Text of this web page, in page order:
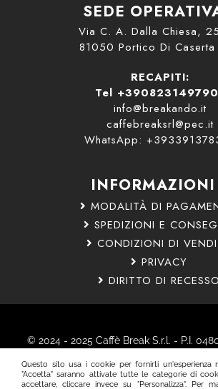
Questo sito usa i cookie per fornirti un'esperienza
"Accetta" saranno attivate tutte le categorie di
accettare, cliccare invece su "Personalizza". Per
SEDE
Via C. A. Dalla Chiesa,
81050 Portico Di Caserta
RECAPITI:
Tel
info@breakando.it
caffebreaksrl@pec.it
WhatsApp:
INFORMAZIONI
MODALITÀ DI
SPEDIZIONI E
CONDIZIONI DI
PRIVACY
DIRITTO DI RECESSO
© 2024 - 2025 Caffè Break S.r.l. - P.I.
Nota Bene: Tutti i marchi citati sono